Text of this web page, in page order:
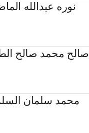
نوره عبدالله
صالح محمد صالح
محمد سلمان